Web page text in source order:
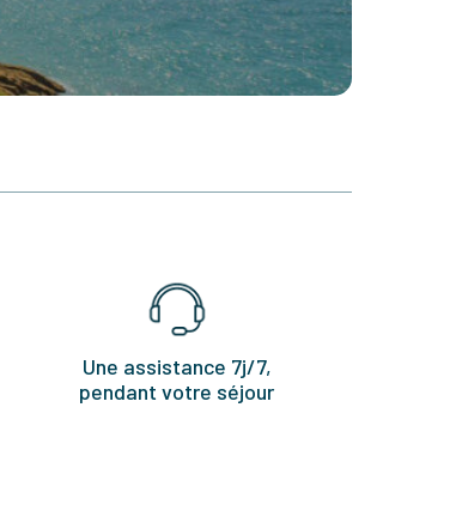
Une assistance 7j/7,
pendant votre séjour